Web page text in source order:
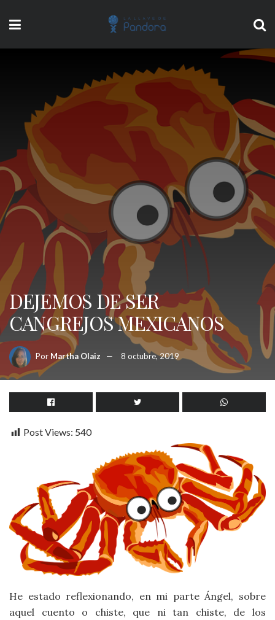
DEJEMOS DE SER
CANGREJOS MEXICANOS
Por Martha Olaiz 8 octubre, 2019
Post Views: 540
He estado reflexionando, en mi parte Ángel, sobre
aquel cuento o chiste, que ni tan chiste, de los